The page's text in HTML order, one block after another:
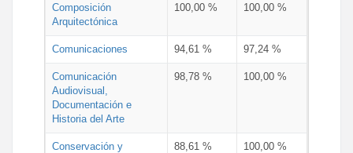
Composición
Arquitectónica
100,00 % 100,00 %
Comunicaciones 94,61 % 97,24 %
Comunicación
Audiovisual,
Documentación e
Historia del Arte
98,78 % 100,00 %
Conservación y
88,61 % 100,00 %